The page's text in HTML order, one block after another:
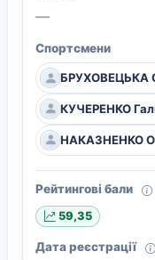
—
Спортсмени
БРУХОВЕЦЬКА
КУЧЕРЕНКО
НАКАЗНЕНКО
Рейтингові бали
59,35
Дата реєстрації